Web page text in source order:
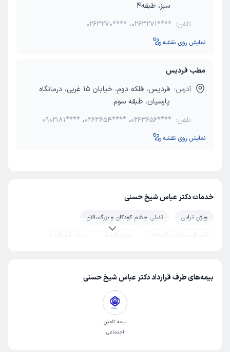
سبز، طبقه4
تلفن:
0263270**** ،0263271****
نمایش روی نقشه
مطب فردیس
آدرس:
فردیس، فلکه دوم، خیابان 15 غربی، درمانگاه
پارسیان، طبقه سوم
تلفن:
0902181**** ،0263654**** ،0263656****
نمایش روی نقشه
خدمات دکتر عباس شیخ حسنی
ویژن تراپی
تنبلی چشم کودکان و بزرگسالان
انحراف چشم بزرگسالان
پیوند قرنیه
درمان قوز قرنیه
عمل پی آر کی PRK
جراحی چشم
پیرچشمی
بیمه‌های طرف قرارداد دکتر عباس شیخ حسنی
بیمه تامین
اجتماعی